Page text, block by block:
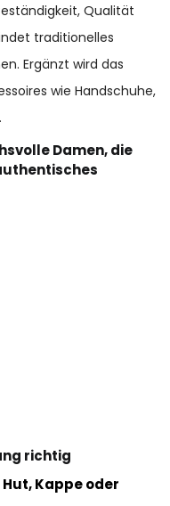
Qualität
traditionelles
Ergänzt wird das
wie Handschuhe,
Damen, die
richtig
Kappe oder